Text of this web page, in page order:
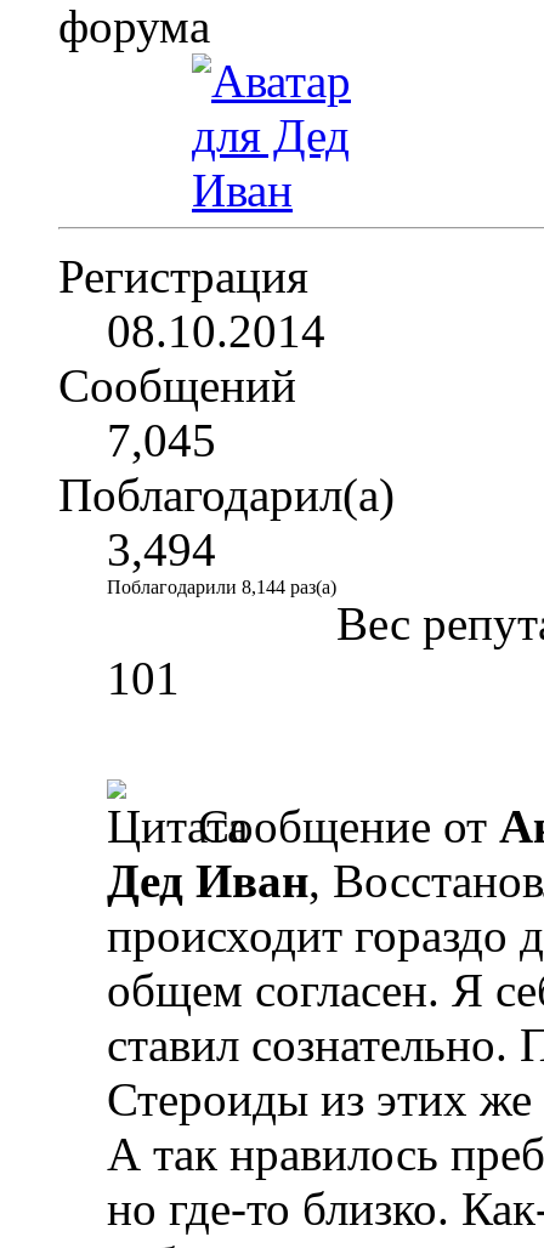
Регистрация
08.10.2014
Сообщений
7,045
Поблагодарил(а)
3,494
Поблагодарили 8,144 раз(а)
Вес
101
Сообщение от
Дед Иван,
происходит
общем согласен. Я
ставил сознательно.
Стероиды из этих
А так нравилось
но где-то близко.